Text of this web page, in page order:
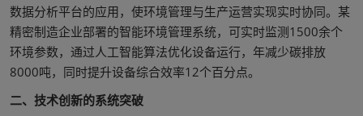
数据分析平台的应用，使环境管理与生产运营实现实时协同。某
精密制造企业部署的智能环境管理系统，可实时监测1500余个
环境参数，通过人工智能算法优化设备运行，年减少碳排放
8000吨，同时提升设备综合效率12个百分点。
二、技术创新的系统突破